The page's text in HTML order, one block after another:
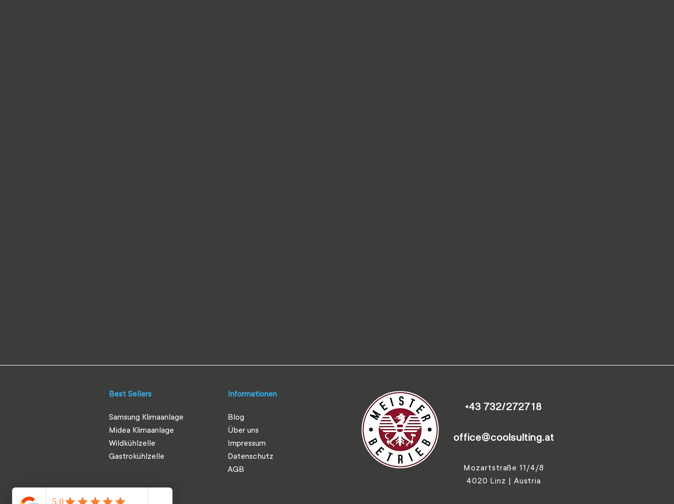
Best Sellers
Samsung Klimaanlage
Midea Klimaanlage
Wildkühlzelle
Gastrokühlzelle
Informationen
Blog
Über uns
Impressum
Datenschutz
AGB
+43 732/272718
office@coolsulting.at
Mozartstraße 11/4/8
4020 Linz | Austria